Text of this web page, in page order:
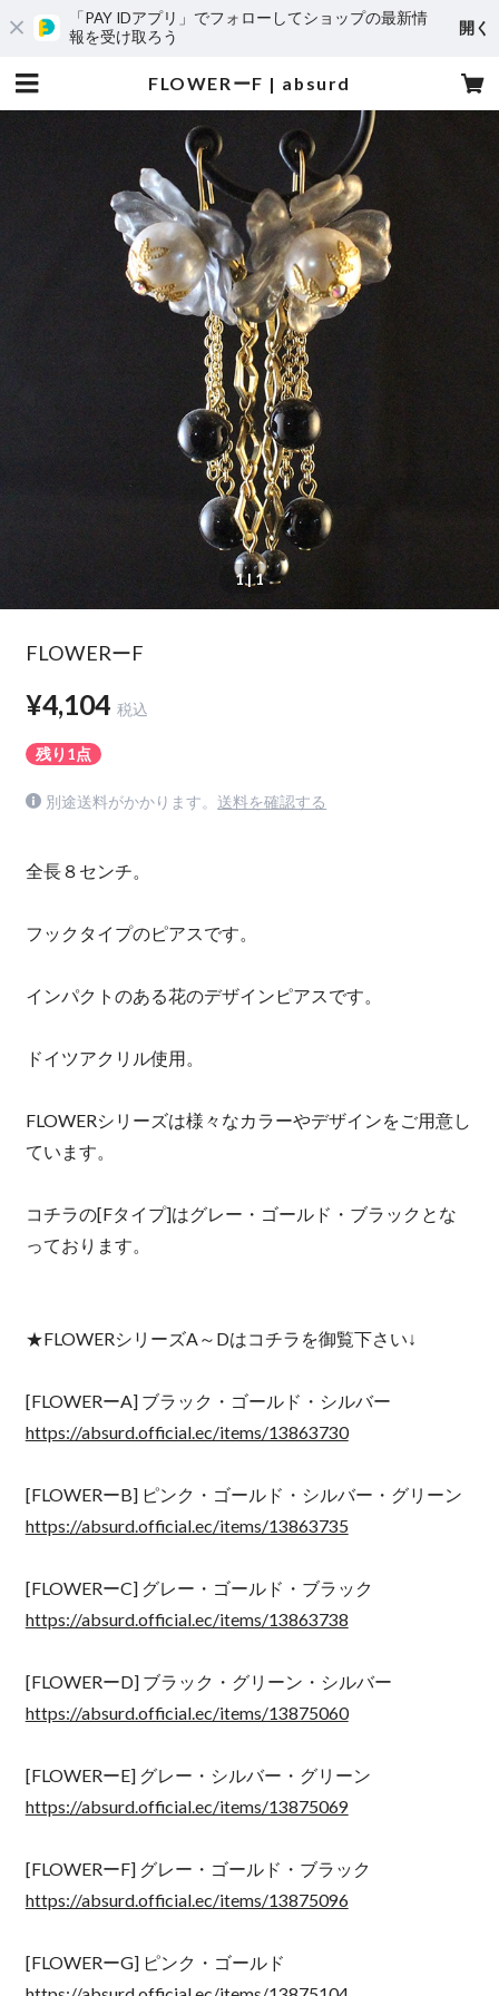
「PAY IDアプリ」でフォローしてショップの最新情
報を受け取ろう
開く
FLOWERーF | absurd
1| 1
FLOWERーF
¥4,104 税込
残り1点
別途送料がかかります。 送料を確認する
全長８センチ。
フックタイプのピアスです。
インパクトのある花のデザインピアスです。
ドイツアクリル使用。
FLOWERシリーズは様々なカラーやデザインをご用意し
ています。
コチラの[Fタイプ]はグレー・ゴールド・ブラックとな
っております。
★FLOWERシリーズA～Dはコチラを御覧下さい↓
[FLOWERーA] ブラック・ゴールド・シルバー
https://absurd.official.ec/items/13863730
[FLOWERーB] ピンク・ゴールド・シルバー・グリーン
https://absurd.official.ec/items/13863735
[FLOWERーC] グレー・ゴールド・ブラック
https://absurd.official.ec/items/13863738
[FLOWERーD] ブラック・グリーン・シルバー
https://absurd.official.ec/items/13875060
[FLOWERーE] グレー・シルバー・グリーン
https://absurd.official.ec/items/13875069
[FLOWERーF] グレー・ゴールド・ブラック
https://absurd.official.ec/items/13875096
[FLOWERーG] ピンク・ゴールド